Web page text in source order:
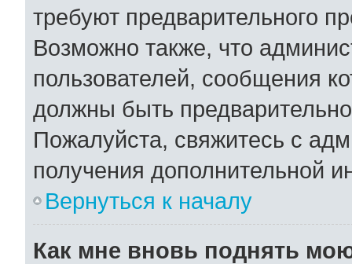
требуют предварительного
Возможно также, что
пользователей, сообщения
должны быть
Пожалуйста, свяжитесь с
получения дополнительной
Вернуться к началу
Как мне вновь поднять